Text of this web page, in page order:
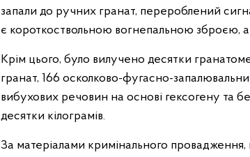
запали до ручних гранат, перероблений
є короткоствольною вогнепальною зброєю, а
Крім цього, було вилучено десятки
гранат, 166 осколково-фугасно-
вибухових речовин на основі гексогену та
десятки кілограмів.
За матеріалами кримінального провадження,